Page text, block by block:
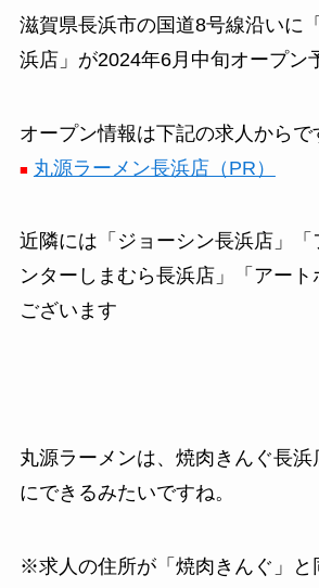
滋賀県長浜市の国道8号線沿いに
浜店」が2024年6月中旬オープン
オープン情報は下記の求人からで
■ 丸源ラーメン長浜店（PR）
近隣には「ジョーシン長浜店」「
ンターしまむら長浜店」「アー
ございます
丸源ラーメンは、焼肉きんぐ長浜
にできるみたいですね。
※求人の住所が「焼肉きんぐ」と